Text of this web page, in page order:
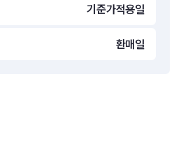
기준가적용일
환매일